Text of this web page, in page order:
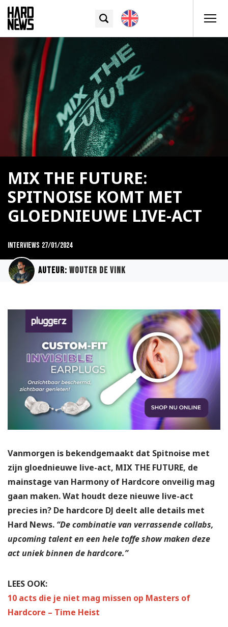
MIX THE FUTURE:
SPITNOISE KOMT MET
GLOEDNIEUWE LIVE-ACT
Interviews 27/01/2024
Auteur: Wouter de Vink
Vanmorgen is bekendgemaakt dat Spitnoise met
zijn gloednieuwe live-act, MIX THE FUTURE, de
mainstage van Harmony of Hardcore onveilig mag
gaan maken. Wat houdt deze nieuwe live-act
precies in? De hardcore DJ deelt alle details met
Hard News. “De combinatie van verrassende collabs,
upcoming talent en een hele toffe show maken deze
act uniek binnen de hardcore.”
LEES OOK:
10 acts die je niet mag missen op Masters of
Hardcore – Time Heist